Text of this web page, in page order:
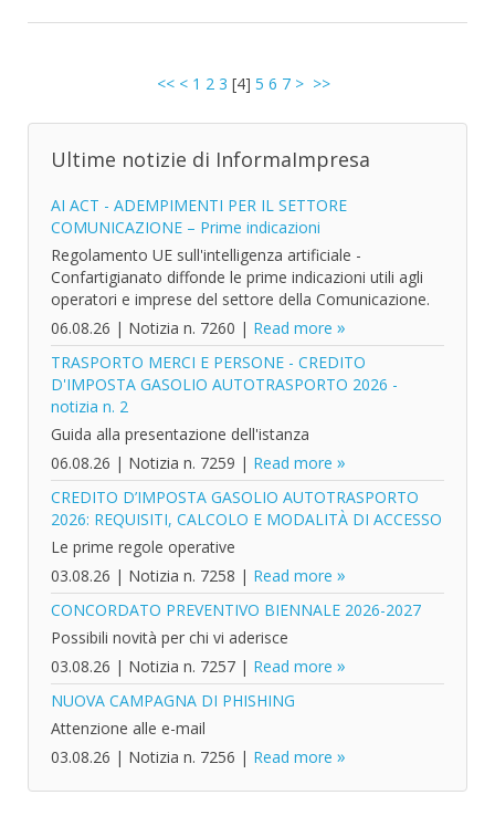
<< < 1 2 3 [4] 5 6 7 > >>
Ultime notizie di InformaImpresa
AI ACT - ADEMPIMENTI PER IL SETTORE
COMUNICAZIONE – Prime indicazioni
Regolamento UE sull'intelligenza artificiale -
Confartigianato diffonde le prime indicazioni utili agli
operatori e imprese del settore della Comunicazione.
06.08.26 | Notizia n. 7260 | Read more
TRASPORTO MERCI E PERSONE - CREDITO
D'IMPOSTA GASOLIO AUTOTRASPORTO 2026 -
notizia n. 2
Guida alla presentazione dell'istanza
06.08.26 | Notizia n. 7259 | Read more
CREDITO D’IMPOSTA GASOLIO AUTOTRASPORTO
2026: REQUISITI, CALCOLO E MODALITÀ DI ACCESSO
Le prime regole operative
03.08.26 | Notizia n. 7258 | Read more
CONCORDATO PREVENTIVO BIENNALE 2026-2027
Possibili novità per chi vi aderisce
03.08.26 | Notizia n. 7257 | Read more
NUOVA CAMPAGNA DI PHISHING
Attenzione alle e-mail
03.08.26 | Notizia n. 7256 | Read more